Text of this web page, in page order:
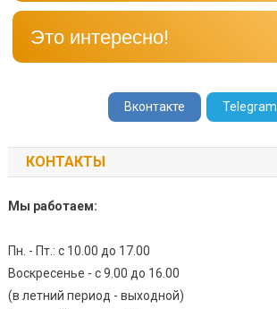
Это интересно!
Вконтакте Telegram
КОНТАКТЫ
Мы работаем:
Пн. - Пт.: с 10.00 до 17.00
Воскресенье - с 9.00 до 16.00
(в летний период - выходной)